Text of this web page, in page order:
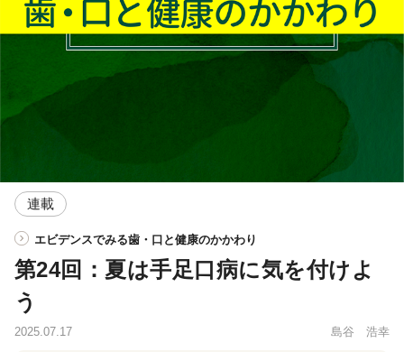
連載
エビデンスでみる歯・口と健康のかかわり
第24回：夏は手足口病に気を付けよ
う
2025.07.17 島谷 浩幸